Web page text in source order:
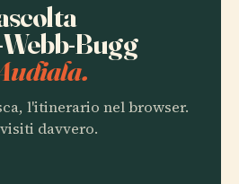
Bugg
l'itinerario nel browser.
davvero.